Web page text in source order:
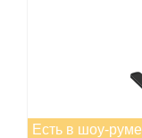
Есть в шоу-руме